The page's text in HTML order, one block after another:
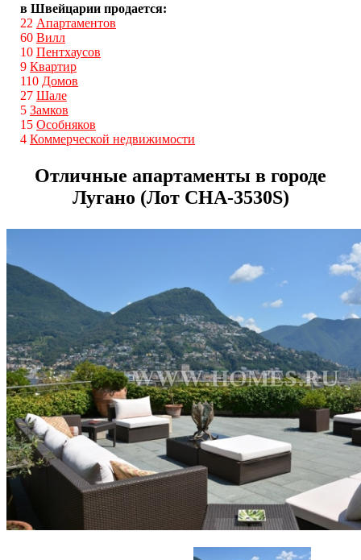
в Швейцарии продается:
22 Апартаментов
60 Вилл
10 Пентхаусов
9 Квартир
110 Домов
27 Шале
5 Замков
15 Особняков
4 Коммерческой недвижимости
Отличные апартаменты в городе
Лугано (Лот CHA-3530S)